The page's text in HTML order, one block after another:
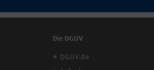
Die DGUV
DGUV.de